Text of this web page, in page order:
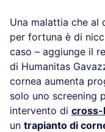
Una malattia che al
per fortuna è di
caso – aggiunge il
di Humanitas
cornea aumenta
solo uno screening
intervento di cross-
un trapianto di